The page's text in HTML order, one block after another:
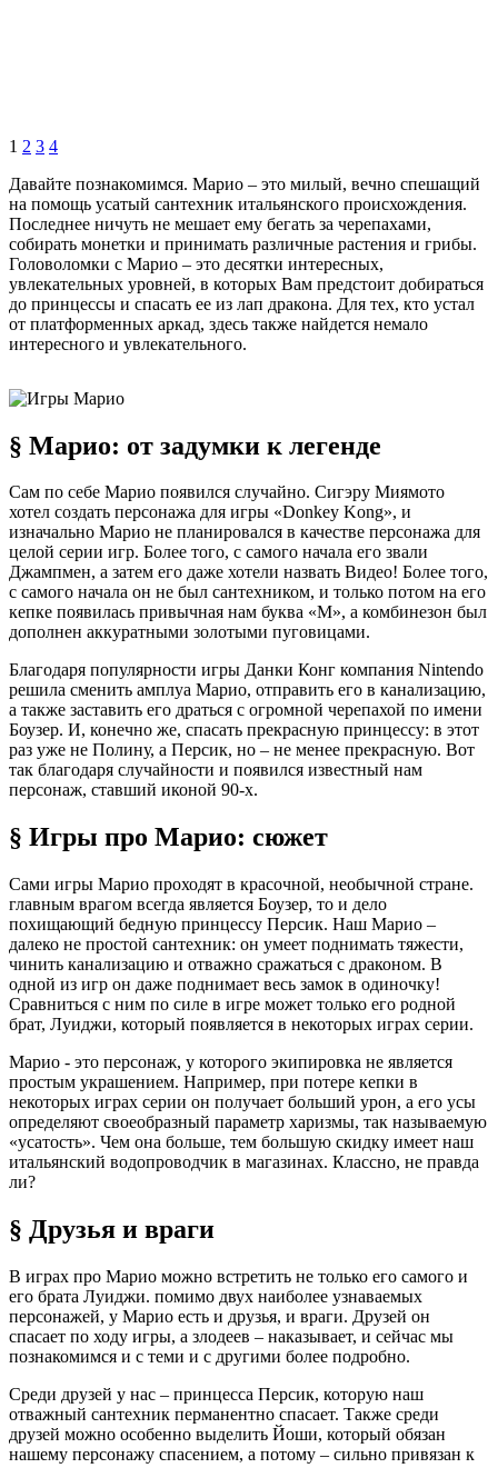
1 2 3 4
Давайте познакомимся. Марио – это милый, вечно спешащий
на помощь усатый сантехник итальянского происхождения.
Последнее ничуть не мешает ему бегать за черепахами,
собирать монетки и принимать различные растения и грибы.
Головоломки с Марио – это десятки интересных,
увлекательных уровней, в которых Вам предстоит добираться
до принцессы и спасать ее из лап дракона. Для тех, кто устал
от платформенных аркад, здесь также найдется немало
интересного и увлекательного.
§ Марио: от задумки к легенде
Сам по себе Марио появился случайно. Сигэру Миямото
хотел создать персонажа для игры «Donkey Kong», и
изначально Марио не планировался в качестве персонажа для
целой серии игр. Более того, с самого начала его звали
Джампмен, а затем его даже хотели назвать Видео! Более того,
с самого начала он не был сантехником, и только потом на его
кепке появилась привычная нам буква «М», а комбинезон был
дополнен аккуратными золотыми пуговицами.
Благодаря популярности игры Данки Конг компания Nintendo
решила сменить амплуа Марио, отправить его в канализацию,
а также заставить его драться с огромной черепахой по имени
Боузер. И, конечно же, спасать прекрасную принцессу: в этот
раз уже не Полину, а Персик, но – не менее прекрасную. Вот
так благодаря случайности и появился известный нам
персонаж, ставший иконой 90-х.
§ Игры про Марио: сюжет
Сами игры Марио проходят в красочной, необычной стране.
главным врагом всегда является Боузер, то и дело
похищающий бедную принцессу Персик. Наш Марио –
далеко не простой сантехник: он умеет поднимать тяжести,
чинить канализацию и отважно сражаться с драконом. В
одной из игр он даже поднимает весь замок в одиночку!
Сравниться с ним по силе в игре может только его родной
брат, Луиджи, который появляется в некоторых играх серии.
Марио - это персонаж, у которого экипировка не является
простым украшением. Например, при потере кепки в
некоторых играх серии он получает больший урон, а его усы
определяют своеобразный параметр харизмы, так называемую
«усатость». Чем она больше, тем большую скидку имеет наш
итальянский водопроводчик в магазинах. Классно, не правда
ли?
§ Друзья и враги
В играх про Марио можно встретить не только его самого и
его брата Луиджи. помимо двух наиболее узнаваемых
персонажей, у Марио есть и друзья, и враги. Друзей он
спасает по ходу игры, а злодеев – наказывает, и сейчас мы
познакомимся и с теми и с другими более подробно.
Среди друзей у нас – принцесса Персик, которую наш
отважный сантехник перманентно спасает. Также среди
друзей можно особенно выделить Йоши, который обязан
нашему персонажу спасением, а потому – сильно привязан к